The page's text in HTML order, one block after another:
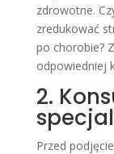
zdrowotne.
zredukować
po chorobie?
odpowiedniej
2.
Przed